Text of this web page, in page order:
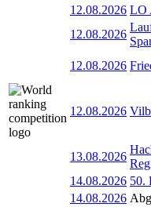
12.08.2026 LO
12.08.2026
12.08.2026
12.08.2026
13.08.2026
14.08.2026 50.
14.08.2026